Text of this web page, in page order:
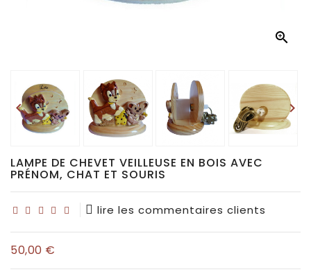

 
LAMPE DE CHEVET VEILLEUSE EN BOIS AVEC
PRÉNOM, CHAT ET SOURIS
lire les commentaires clients
50,00 €